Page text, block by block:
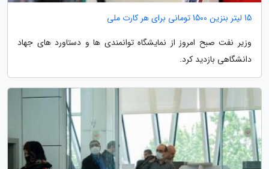
15 لیتر بنزین 1500 تومانی برای هر کارت ملی
وزیر نفت صبح امروز از نمایشگاه توانمندی ها و دستاورد های جهاد
دانشگاهی بازدید کرد.